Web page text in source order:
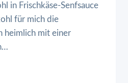
in Frischkäse-Senfsauce
für mich die
heimlich mit einer